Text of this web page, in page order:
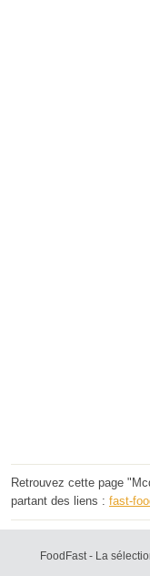
Retrouvez cette page
partant des liens : fast-
FoodFast - La